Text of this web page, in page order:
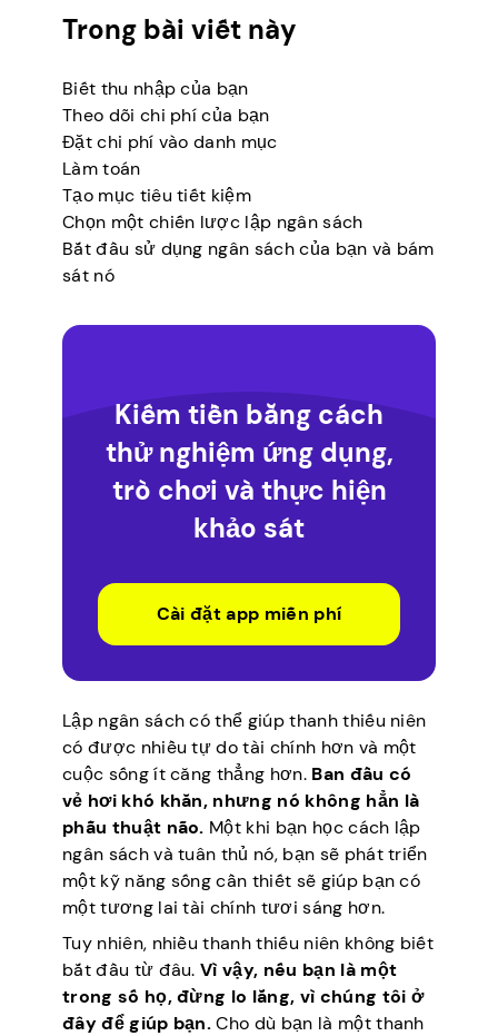
Trong bài viết này
Biết thu nhập của bạn
Theo dõi chi phí của bạn
Đặt chi phí vào danh mục
Làm toán
Tạo mục tiêu tiết kiệm
Chọn một chiến lược lập ngân sách
Bắt đầu sử dụng ngân sách của bạn và bám
sát nó
Kiếm tiền bằng cách
thử nghiệm ứng dụng,
trò chơi và thực hiện
khảo sát
Cài đặt app miễn phí
Lập ngân sách có thể giúp thanh thiếu niên
có được nhiều tự do tài chính hơn và một
cuộc sống ít căng thẳng hơn. Ban đầu có
vẻ hơi khó khăn, nhưng nó không hẳn là
phẫu thuật não. Một khi bạn học cách lập
ngân sách và tuân thủ nó, bạn sẽ phát triển
một kỹ năng sống cần thiết sẽ giúp bạn có
một tương lai tài chính tươi sáng hơn.
Tuy nhiên, nhiều thanh thiếu niên không biết
bắt đầu từ đâu.Vì vậy, nếu bạn là một
trong số họ, đừng lo lắng, vì chúng tôi ở
đây để giúp bạn.Cho dù bạn là một thanh